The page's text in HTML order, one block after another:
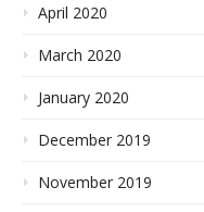
April 2020
March 2020
January 2020
December 2019
November 2019